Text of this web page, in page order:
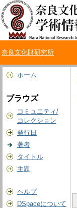
奈良文化財研究所
ホーム
ブラウズ
コミュニティ/
コレクション
発行日
著者
タイトル
主題
ヘルプ
DSpaceについて